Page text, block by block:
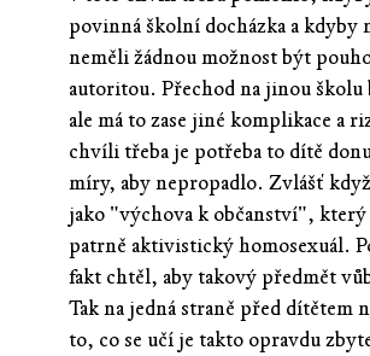
povinná školní docházka a kdyby
neměli žádnou možnost být
autoritou. Přechod na jinou
ale má to zase jiné komplikace a
chvíli třeba je potřeba to dítě
míry, aby nepropadlo. Zvlášť
jako "výchova k občanství",
patrně aktivistický homosexuál.
fakt chtěl, aby takový předmět
Tak na jedná straně před dítětem
to, co se učí je takto opravdu